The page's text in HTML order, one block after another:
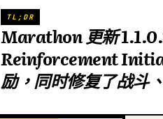
TL;DR
Marathon 更新
Reinforcement
励，同时修复了战斗